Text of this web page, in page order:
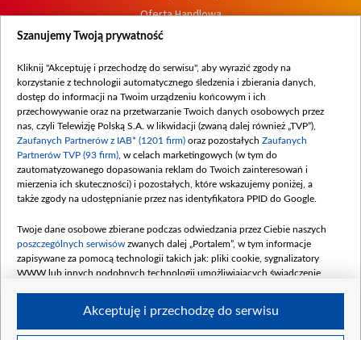
Oferta Handlowa
Dostępność
Procedura zgłoszeń wewnętrznych
Szanujemy Twoją prywatność
Kliknij "Akceptuję i przechodzę do serwisu", aby wyrazić zgody na
korzystanie z technologii automatycznego śledzenia i zbierania danych,
dostęp do informacji na Twoim urządzeniu końcowym i ich
przechowywanie oraz na przetwarzanie Twoich danych osobowych przez
nas, czyli Telewizję Polską S.A. w likwidacji (zwaną dalej również „TVP”),
Zaufanych Partnerów z IAB* (1201 firm) oraz pozostałych Zaufanych
Partnerów TVP (93 firm) , w celach marketingowych (w tym do
zautomatyzowanego dopasowania reklam do Twoich zainteresowań i
mierzenia ich skuteczności) i pozostałych, które wskazujemy poniżej, a
także zgody na udostępnianie przez nas identyfikatora PPID do Google.
Twoje dane osobowe zbierane podczas odwiedzania przez Ciebie naszych
poszczególnych serwisów zwanych dalej „Portalem”, w tym informacje
zapisywane za pomocą technologii takich jak: pliki cookie, sygnalizatory
WWW lub innych podobnych technologii umożliwiających świadczenie
Akceptuję i przechodzę do serwisu